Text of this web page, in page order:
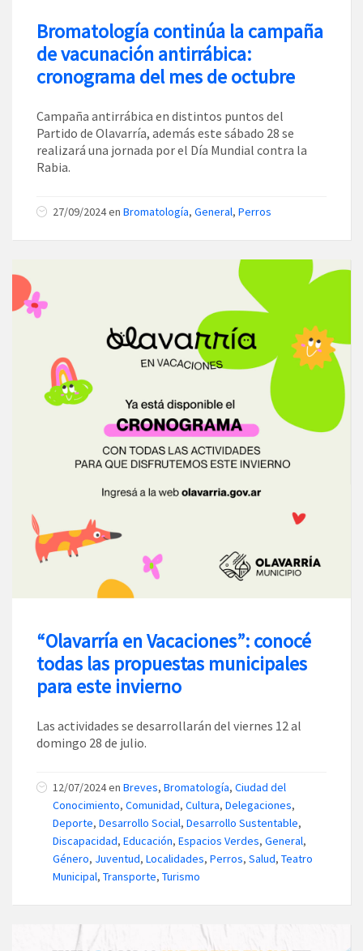
Bromatología continúa la campaña
de vacunación antirrábica:
cronograma del mes de octubre
Campaña antirrábica en distintos puntos del
Partido de Olavarría, además este sábado 28 se
realizará una jornada por el Día Mundial contra la
Rabia.
27/09/2024en Bromatología, General, Perros
“Olavarría en Vacaciones”: conocé
todas las propuestas municipales
para este invierno
Las actividades se desarrollarán del viernes 12 al
domingo 28 de julio.
12/07/2024en Breves, Bromatología, Ciudad del
Conocimiento, Comunidad, Cultura, Delegaciones,
Deporte, Desarrollo Social, Desarrollo Sustentable,
Discapacidad, Educación, Espacios Verdes, General,
Género, Juventud, Localidades, Perros, Salud, Teatro
Municipal, Transporte, Turismo